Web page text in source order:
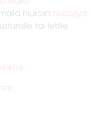
hiuksiin hiusöljyä
tai letille.